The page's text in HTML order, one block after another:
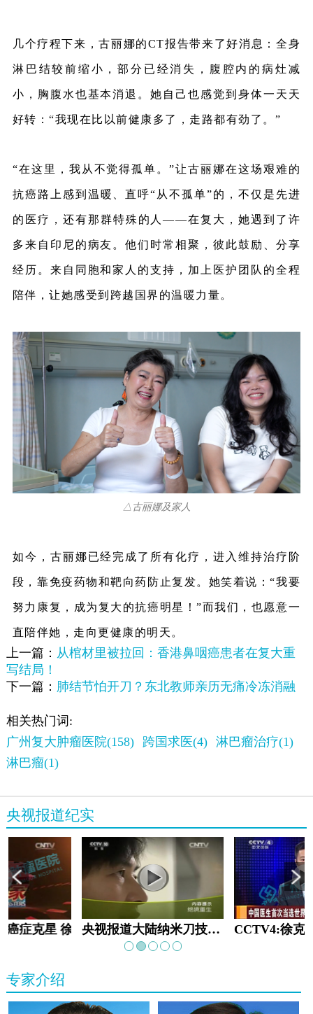
几个疗程下来，古丽娜的CT报告带来了好消息：全身
淋巴结较前缩小，部分已经消失，腹腔内的病灶减
小，胸腹水也基本消退。她自己也感觉到身体一天天
好转：“我现在比以前健康多了，走路都有劲了。”
“在这里，我从不觉得孤单。”让古丽娜在这场艰难的
抗癌路上感到温暖、直呼“从不孤单”的，不仅是先进
的医疗，还有那群特殊的人——在复大，她遇到了许
多来自印尼的病友。他们时常相聚，彼此鼓励、分享
经历。来自同胞和家人的支持，加上医护团队的全程
陪伴，让她感受到跨越国界的温暖力量。
△古丽娜及家人
如今，古丽娜已经完成了所有化疗，进入维持治疗阶
段，靠免疫药物和靶向药防止复发。她笑着说：“我要
努力康复，成为复大的抗癌明星！”而我们，也愿意一
直陪伴她，走向更健康的明天。
上一篇： 从棺材里被拉回：香港鼻咽癌患者在复大重
写结局！
下一篇： 肺结节怕开刀？东北教师亲历无痛冷冻消融
相关热门词:
广州复大肿瘤医院(158)
跨国求医(4)
淋巴瘤治疗(1)
淋巴瘤(1)
央视报道纪实
癌症克星 徐克成 央视报道大陆纳米刀技术手术：绝境重生
专家介绍